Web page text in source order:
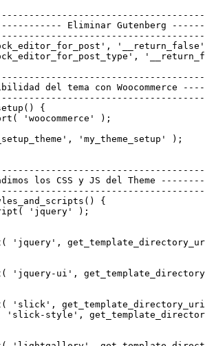
Eliminar Gutenberg
del tema con Woocommerce
{
'woocommerce' );
'my_theme_setup' );
los CSS y JS del Theme
{
'jquery' );
'jquery',
'jquery-ui',
'slick',
'slick-style',